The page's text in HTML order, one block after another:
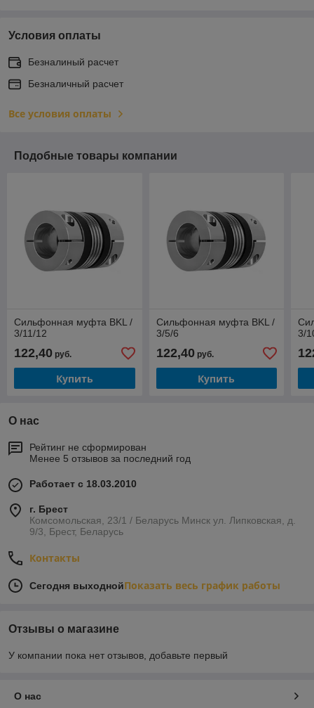
Условия оплаты
Безналиный расчет
Безналичный расчет
Все условия оплаты
Подобные товары компании
Сильфонная муфта BKL /
3/11/12
122,40 руб.
Купить
Сильфонная муфта BKL /
3/5/6
122,40руб.
Купить
3/
О нас
Рейтинг не сформирован
Менее 5 отзывов за последний год
Работает с 18.03.2010
г. Брест
Комсомольская, 23/1 / Беларусь Минск ул. Липковская, д.
9/3, Брест, Беларусь
Контакты
Сегодня выходнойПоказать весь график работы
Отзывы о магазине
У компании пока нет отзывов, добавьте первый
О нас